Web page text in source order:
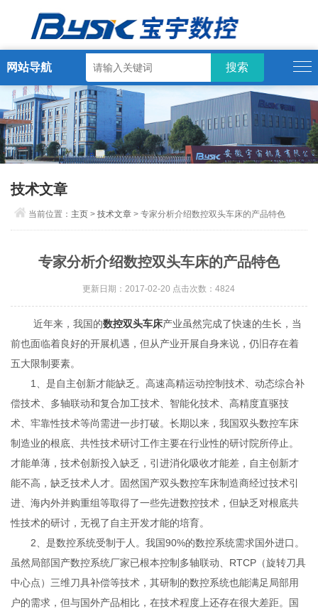
网站导航
技术文章
当前位置： 主页 >技术文章 > 专家分析介绍数控双头车床的产品特色
专家分析介绍数控双头车床的产品特色
更新日期：2017-02-20 点击次数：4824
近年来，我国的数控双头车床产业虽然完成了快速的生长，当
前也面临着良好的开展机遇，但从产业开展自身来说，仍旧存在着
五大限制要素。
1、是自主创新才能缺乏。高速高精运动控制技术、动态综合补
偿技术、多轴联动和复合加工技术、智能化技术、高精度直驱技
术、牢靠性技术等尚需进一步打破。长期以来，我国双头数控车床
制造业的根底、共性技术研讨工作主要在行业性的研讨院所停止。
才能单薄，技术创新投入缺乏，引进消化吸收才能差，自主创新才
能不高，缺乏技术人才。固然国产双头数控车床制造商经过技术引
进、海内外并购重组等取得了一些先进数控技术，但缺乏对根底共
性技术的研讨，无视了自主开发才能的培育。
2、是数控系统受制于人。我国90%的数控系统需求国外进口。
虽然局部国产数控系统厂家已根本控制多轴联动、RTCP（旋转刀具
中心点）三维刀具补偿等技术，其研制的数控系统也能满足局部用
户的需求，但与国外产品相比，在技术程度上还存在很大差距。国